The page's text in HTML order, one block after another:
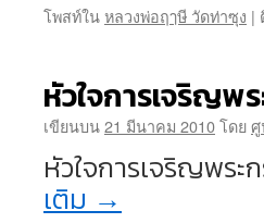
โพสท์ในหลวงพ่อฤๅษี วัดท่าซุง |
หัวใจการเจริญพ
เขียนบน21 มีนาคม 2010โดย
หัวใจการเจริญพร
เติม →